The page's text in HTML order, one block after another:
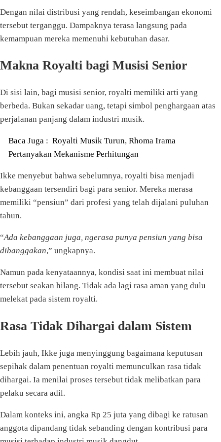
Dengan nilai distribusi yang rendah, keseimbangan ekonomi
tersebut terganggu. Dampaknya terasa langsung pada
kemampuan mereka memenuhi kebutuhan dasar.
Makna Royalti bagi Musisi Senior
Di sisi lain, bagi musisi senior, royalti memiliki arti yang
berbeda. Bukan sekadar uang, tetapi simbol penghargaan atas
perjalanan panjang dalam industri musik.
Baca Juga : Royalti Musik Turun, Rhoma Irama
Pertanyakan Mekanisme Perhitungan
Ikke menyebut bahwa sebelumnya, royalti bisa menjadi
kebanggaan tersendiri bagi para senior. Mereka merasa
memiliki “pensiun” dari profesi yang telah dijalani puluhan
tahun.
“Ada kebanggaan juga, ngerasa punya pensiun yang bisa
dibanggakan,” ungkapnya.
Namun pada kenyataannya, kondisi saat ini membuat nilai
tersebut seakan hilang. Tidak ada lagi rasa aman yang dulu
melekat pada sistem royalti.
Rasa Tidak Dihargai dalam Sistem
Lebih jauh, Ikke juga menyinggung bagaimana keputusan
sepihak dalam penentuan royalti memunculkan rasa tidak
dihargai. Ia menilai proses tersebut tidak melibatkan para
pelaku secara adil.
Dalam konteks ini, angka Rp 25 juta yang dibagi ke ratusan
anggota dipandang tidak sebanding dengan kontribusi para